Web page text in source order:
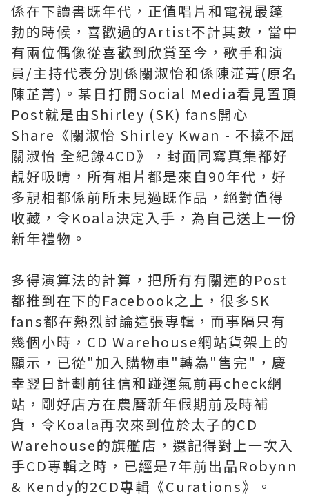
係在下讀書既年代，正值唱片和電視最蓬
勃的時候，喜歡過的Artist不計其數，當中
有兩位偶像從喜歡到欣賞至今，歌手和演
員/主持代表分別係關淑怡和係陳淽菁(原名
陳芷菁)。某日打開Social Media看見置頂
Post就是由Shirley (SK) fans開心
Share《關淑怡 Shirley Kwan - 不撓不屈
關淑怡 全紀錄4CD》，封面同寫真集都好
靚好吸晴，所有相片都是來自90年代，好
多靚相都係前所未見過既作品，絕對值得
收藏，令Koala決定入手，為自己送上一份
新年禮物。
多得演算法的計算，把所有有關連的Post
都推到在下的Facebook之上，很多SK
fans都在熱烈討論這張專輯，而事隔只有
幾個小時，CD Warehouse網站貨架上的
顯示，已從"加入購物車"轉為"售完"，慶
幸翌日計劃前往信和踫運氣前再check網
站，剛好店方在農曆新年假期前及時補
貨，令Koala再次來到位於太子的CD
Warehouse的旗艦店，還記得對上一次入
手CD專輯之時，已經是7年前出品Robynn
& Kendy的2CD專輯《Curations》。